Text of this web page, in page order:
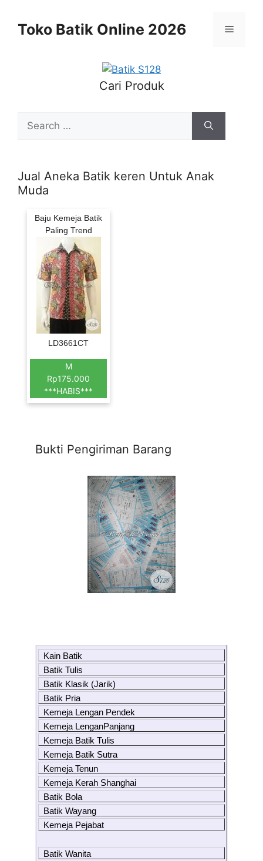
contentToko Batik Online 2026 Menu
Cari Produk
for:
Jual Aneka Batik keren Untuk Anak
Muda
Baju Kemeja Batik
Paling Trend
LD3661CT
M
Rp175.000
***HABIS***
Bukti Pengiriman Barang
Kain Batik
Batik Tulis
Batik Klasik (Jarik)
Batik Pria
Kemeja Lengan Pendek
Kemeja LenganPanjang
Kemeja Batik Tulis
Kemeja Batik Sutra
Kemeja Tenun
Kemeja Kerah Shanghai
Batik Bola
Batik Wayang
Kemeja Pejabat
Batik Wanita